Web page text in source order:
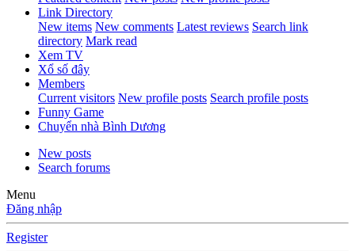
Link Directory
New items New comments Latest reviews Search link
directory Mark read
Xem TV
Xổ số đây
Members
Current visitors New profile posts Search profile posts
Funny Game
Chuyển nhà Bình Dương
New posts
Search forums
Menu
Đăng nhập
Register